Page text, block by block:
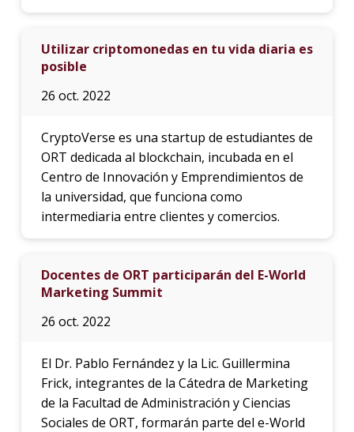
Utilizar criptomonedas en tu vida diaria es
posible
26 oct. 2022
CryptoVerse es una startup de estudiantes de
ORT dedicada al blockchain, incubada en el
Centro de Innovación y Emprendimientos de
la universidad, que funciona como
intermediaria entre clientes y comercios.
Docentes de ORT participarán del E-World
Marketing Summit
26 oct. 2022
El Dr. Pablo Fernández y la Lic. Guillermina
Frick, integrantes de la Cátedra de Marketing
de la Facultad de Administración y Ciencias
Sociales de ORT, formarán parte del e-World